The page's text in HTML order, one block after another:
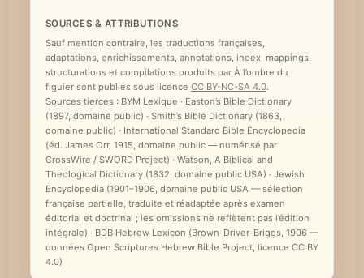
q
u
e
SOURCES & ATTRIBUTIONS
Sauf mention contraire, les traductions françaises,
adaptations, enrichissements, annotations, index, mappings,
structurations et compilations produits par À l’ombre du
figuier sont publiés sous licence CC BY-NC-SA 4.0.
Sources tierces : BYM Lexique · Easton’s Bible Dictionary
(1897, domaine public) · Smith’s Bible Dictionary (1863,
domaine public) · International Standard Bible Encyclopedia
(éd. James Orr, 1915, domaine public — numérisé par
CrossWire / SWORD Project) · Watson, A Biblical and
Theological Dictionary (1832, domaine public USA) · Jewish
Encyclopedia (1901–1906, domaine public USA — sélection
française partielle, traduite et réadaptée après examen
éditorial et doctrinal ; les omissions ne reflètent pas l’édition
intégrale) · BDB Hebrew Lexicon (Brown-Driver-Briggs, 1906 —
données Open Scriptures Hebrew Bible Project, licence CC BY
4.0)